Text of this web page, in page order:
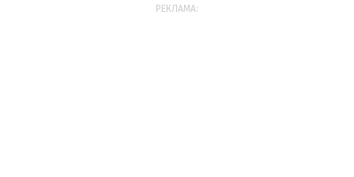
РЕКЛАМА: